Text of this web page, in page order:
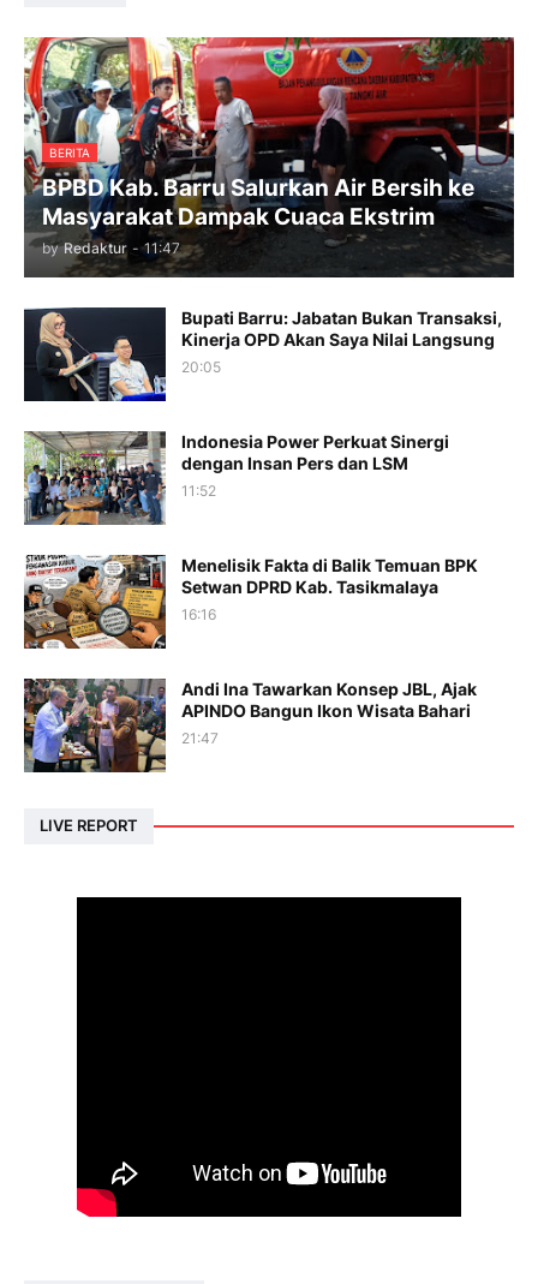
BERITA
BPBD Kab. Barru Salurkan Air Bersih ke
Masyarakat Dampak Cuaca Ekstrim
by Redaktur - 11:47
Bupati Barru: Jabatan Bukan Transaksi,
Kinerja OPD Akan Saya Nilai Langsung
20:05
Indonesia Power Perkuat Sinergi
dengan Insan Pers dan LSM
11:52
Menelisik Fakta di Balik Temuan BPK
Setwan DPRD Kab. Tasikmalaya
16:16
Andi Ina Tawarkan Konsep JBL, Ajak
APINDO Bangun Ikon Wisata Bahari
21:47
LIVE REPORT